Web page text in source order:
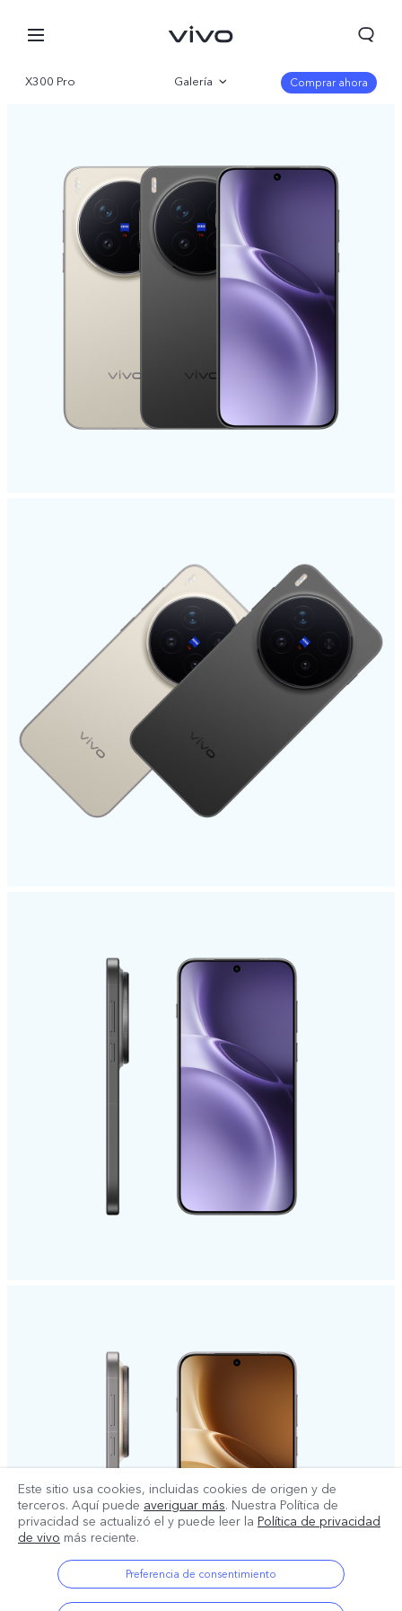
X300 Pro Galería
Especificaciones
Comprar ahora
Este sitio usa cookies, incluidas cookies de origen y de
terceros. Aquí puede averiguar más. Nuestra Política de
privacidad se actualizó el y puede leer la Política de privacidad
de vivo más reciente.
Preferencia de consentimiento